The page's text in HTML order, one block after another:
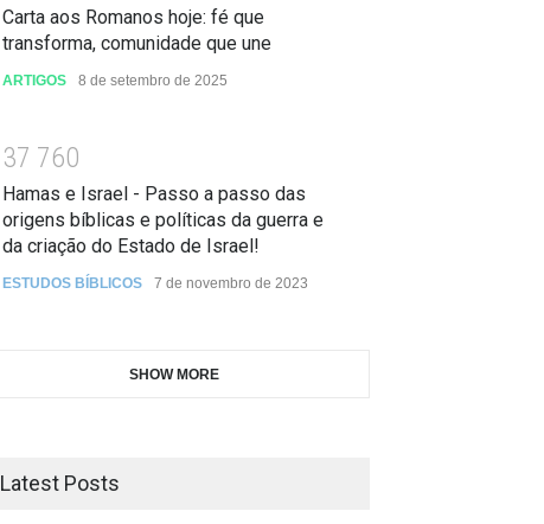
Carta aos Romanos hoje: fé que
transforma, comunidade que une
ARTIGOS 8 de setembro de 2025
37 760
Hamas e Israel - Passo a passo das
origens bíblicas e políticas da guerra e
da criação do Estado de Israel!
ESTUDOS BÍBLICOS 7 de novembro de 2023
SHOW MORE
Latest Posts